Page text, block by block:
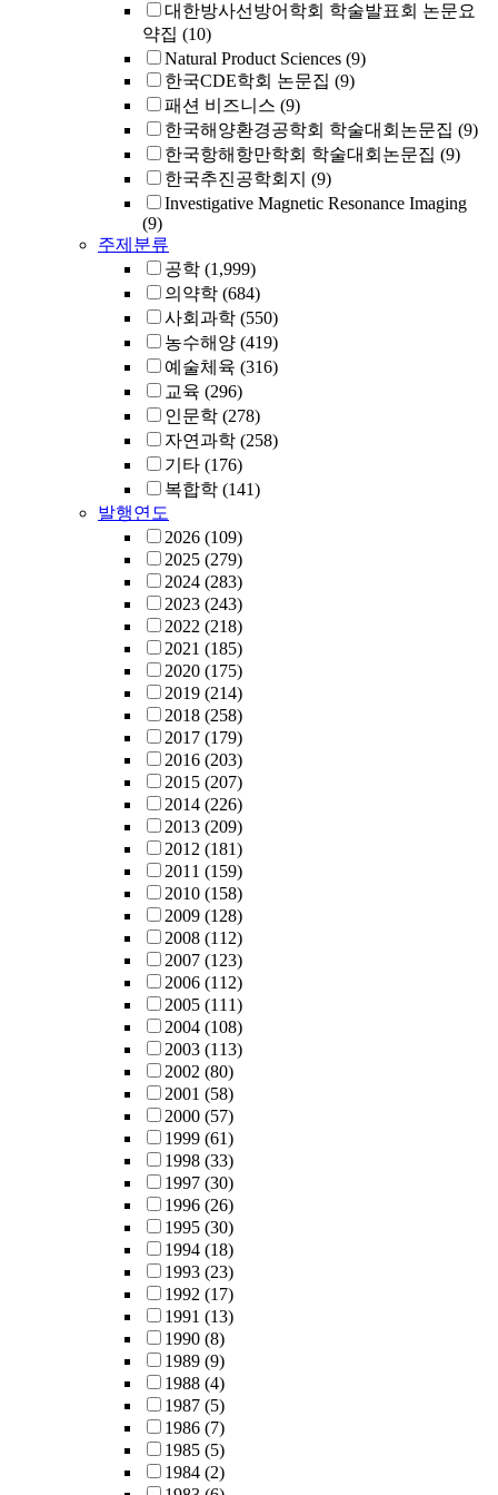
대한방사선방어학회 학술발표회 논문요
약집 (10)
Natural Product Sciences (9)
한국CDE학회 논문집 (9)
패션 비즈니스 (9)
한국해양환경공학회 학술대회논문집 (9)
한국항해항만학회 학술대회논문집 (9)
한국추진공학회지 (9)
Investigative Magnetic Resonance Imaging
(9)
주제분류
공학 (1,999)
의약학 (684)
사회과학 (550)
농수해양 (419)
예술체육 (316)
교육 (296)
인문학 (278)
자연과학 (258)
기타 (176)
복합학 (141)
발행연도
2026 (109)
2025 (279)
2024 (283)
2023 (243)
2022 (218)
2021 (185)
2020 (175)
2019 (214)
2018 (258)
2017 (179)
2016 (203)
2015 (207)
2014 (226)
2013 (209)
2012 (181)
2011 (159)
2010 (158)
2009 (128)
2008 (112)
2007 (123)
2006 (112)
2005 (111)
2004 (108)
2003 (113)
2002 (80)
2001 (58)
2000 (57)
1999 (61)
1998 (33)
1997 (30)
1996 (26)
1995 (30)
1994 (18)
1993 (23)
1992 (17)
1991 (13)
1990 (8)
1989 (9)
1988 (4)
1987 (5)
1986 (7)
1985 (5)
1984 (2)